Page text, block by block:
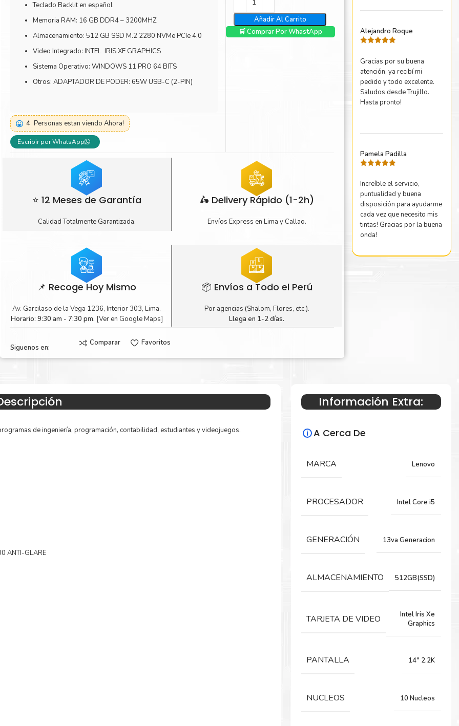
Teclado Backlit en español
Memoria RAM: 16 GB DDR4 – 3200MHZ
Almacenamiento: 512 GB SSD M.2 2280 NVMe PCIe 4.0
Video Integrado: INTEL IRIS XE GRAPHICS
Sistema Operativo: WINDOWS 11 PRO 64 BITS
Otros: ADAPTADOR DE PODER: 65W USB-C (2-PIN)
4 Personas estan viendo Ahora!
Escribir por WhatsApp
Añadir Al Carrito
🛒 Comprar Por WhastApp
⭐ 12 Meses de Garantía
Calidad Totalmente Garantizada.
🛵 Delivery Rápido (1-2h)
Envíos Express en Lima y Callao.
📌 Recoge Hoy Mismo
Av. Garcilaso de la Vega 1236, Interior 303, Lima.
Horario: 9:30 am - 7:30 pm. [Ver en Google Maps]
📦 Envíos a Todo el Perú
Por agencias (Shalom, Flores, etc.).
Llega en 1-2 días.
Siguenos en:
Comparar Favoritos
Alejandro Roque
Gracias por su buena
atención, ya recibí mi
pedido y todo excelente.
Saludos desde Trujillo.
Hasta pronto!
5
Pamela Padilla
Increíble el servicio,
puntualidad y buena
disposición para ayudarme
cada vez que necesito mis
tintas! Gracias por la buena
onda!
de ingeniería, programación, contabilidad, estudiantes y videojuegos.
ANTI-GLARE
Información Extra:
A Cerca De
MARCA Lenovo
PROCESADOR Intel Core i5
GENERACIÓN 13va Generacion
ALMACENAMIENTO 512GB(SSD)
TARJETA DE VIDEO
Intel Iris Xe
Graphics
PANTALLA 14" 2.2K
NUCLEOS 10 Nucleos